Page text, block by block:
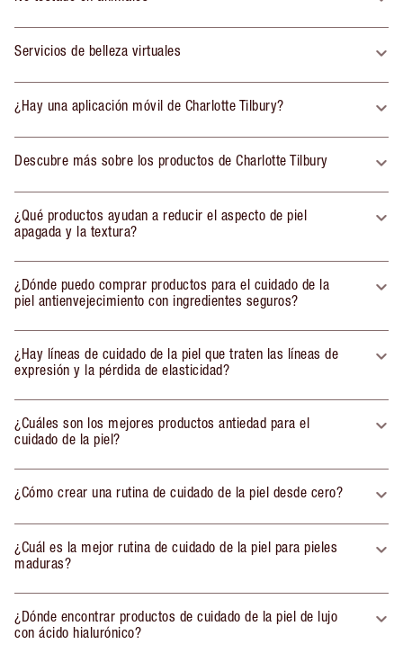
Servicios de belleza virtuales
¿Hay una aplicación móvil de Charlotte Tilbury?
Descubre más sobre los productos de Charlotte Tilbury
¿Qué productos ayudan a reducir el aspecto de piel
apagada y la textura?
¿Dónde puedo comprar productos para el cuidado de la
piel antienvejecimiento con ingredientes seguros?
¿Hay líneas de cuidado de la piel que traten las líneas de
expresión y la pérdida de elasticidad?
¿Cuáles son los mejores productos antiedad para el
cuidado de la piel?
¿Cómo crear una rutina de cuidado de la piel desde cero?
¿Cuál es la mejor rutina de cuidado de la piel para pieles
maduras?
¿Dónde encontrar productos de cuidado de la piel de lujo
con ácido hialurónico?